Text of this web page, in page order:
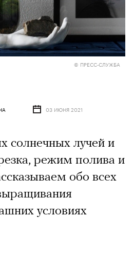
© ПРЕСС-СЛУЖБА
03 ИЮНЯ 2021
солнечных лучей и
режим полива и
обо всех
условиях